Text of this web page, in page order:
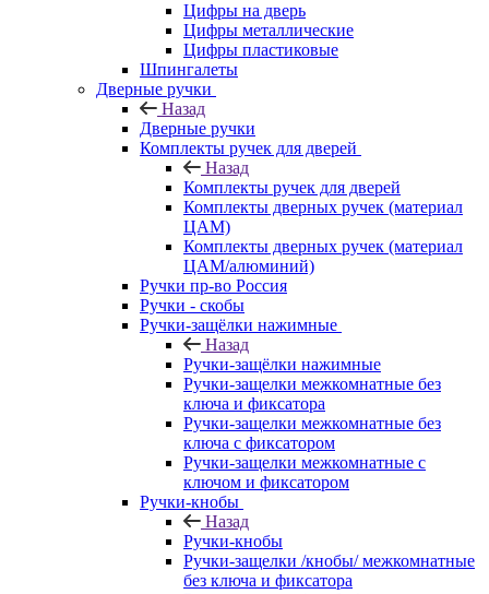
Цифры на дверь
Цифры металлические
Цифры пластиковые
Шпингалеты
Дверные ручки
Назад
Дверные ручки
Комплекты ручек для дверей
Назад
Комплекты ручек для дверей
Комплекты дверных ручек (материал
ЦАМ)
Комплекты дверных ручек (материал
ЦАМ/алюминий)
Ручки пр-во Россия
Ручки - скобы
Ручки-защёлки нажимные
Назад
Ручки-защёлки нажимные
Ручки-защелки межкомнатные без
ключа и фиксатора
Ручки-защелки межкомнатные без
ключа с фиксатором
Ручки-защелки межкомнатные с
ключом и фиксатором
Ручки-кнобы
Назад
Ручки-кнобы
Ручки-защелки /кнобы/ межкомнатные
без ключа и фиксатора